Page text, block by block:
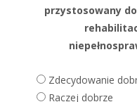
przystosowany
Zdecydowanie
Raczej dobrze